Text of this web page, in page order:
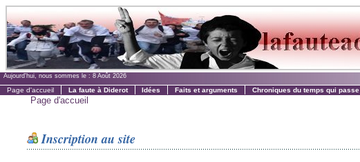
Aujourd'hui, nous sommes le : 8 Août 2026
Page d'accueil La faute à Diderot Idées Faits et arguments Chroniques du temps qui passe
Page d'accueil
Inscription au site